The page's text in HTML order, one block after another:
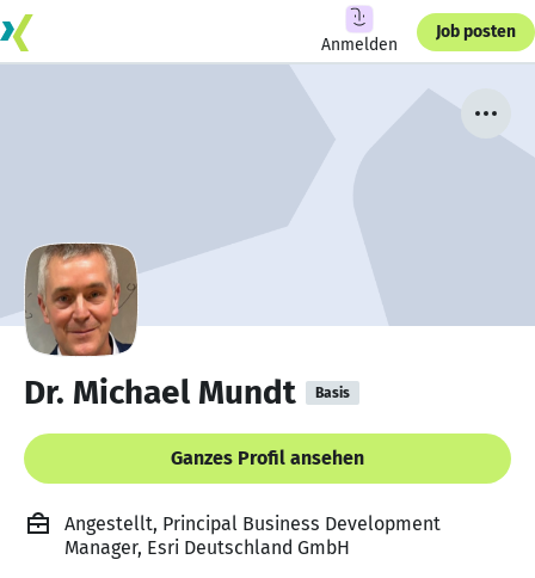
Anmelden
Job posten
Dr. Michael Mundt Basis
Ganzes Profil ansehen
Angestellt, Principal Business Development
Manager, Esri Deutschland GmbH